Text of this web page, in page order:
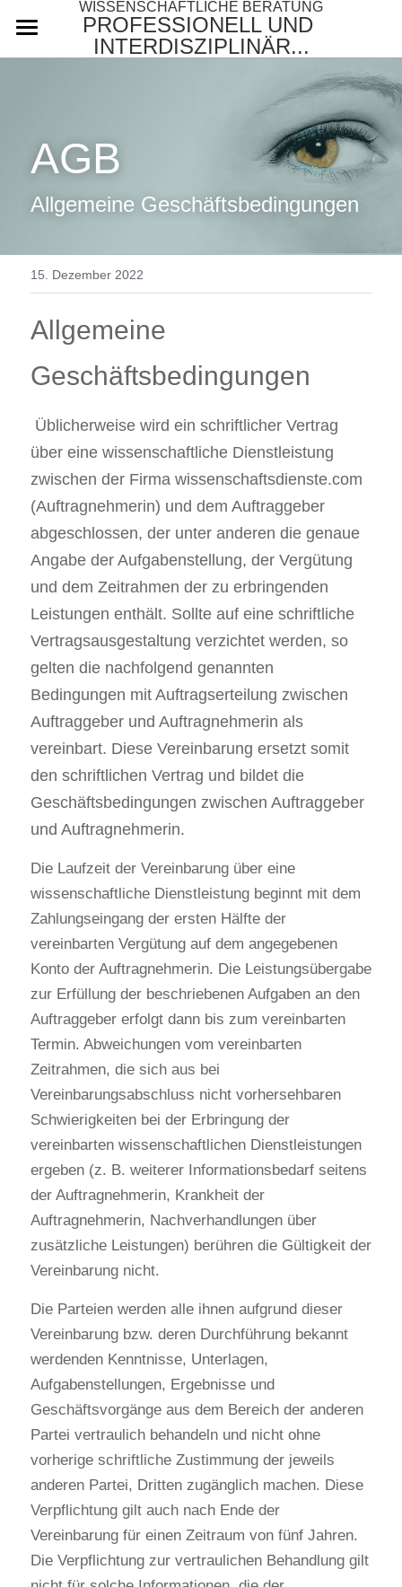
WISSENSCHAFTLICHE BERATUNG
PROFESSIONELL UND
INTERDISZIPLINÄR...
Startseite
Leistungen
Anfrage
Suche
AGB
Allgemeine Geschäftsbedingungen
15. Dezember 2022
Allgemeine
Geschäftsbedingungen
Üblicherweise wird ein schriftlicher Vertrag
über eine wissenschaftliche Dienstleistung
zwischen der Firma wissenschaftsdienste.com
(Auftragnehmerin) und dem Auftraggeber
abgeschlossen, der unter anderen die genaue
Angabe der Aufgabenstellung, der Vergütung
und dem Zeitrahmen der zu erbringenden
Leistungen enthält. Sollte auf eine schriftliche
Vertragsausgestaltung verzichtet werden, so
gelten die nachfolgend genannten
Bedingungen mit Auftragserteilung zwischen
Auftraggeber und Auftragnehmerin als
vereinbart. Diese Vereinbarung ersetzt somit
den schriftlichen Vertrag und bildet die
Geschäftsbedingungen zwischen Auftraggeber
und Auftragnehmerin.
Die Laufzeit der Vereinbarung über eine
wissenschaftliche Dienstleistung beginnt mit dem
Zahlungseingang der ersten Hälfte der
vereinbarten Vergütung auf dem angegebenen
Konto der Auftragnehmerin. Die Leistungsübergabe
zur Erfüllung der beschriebenen Aufgaben an den
Auftraggeber erfolgt dann bis zum vereinbarten
Termin. Abweichungen vom vereinbarten
Zeitrahmen, die sich aus bei
Vereinbarungsabschluss nicht vorhersehbaren
Schwierigkeiten bei der Erbringung der
vereinbarten wissenschaftlichen Dienstleistungen
ergeben (z. B. weiterer Informationsbedarf seitens
der Auftragnehmerin, Krankheit der
Auftragnehmerin, Nachverhandlungen über
zusätzliche Leistungen) berühren die Gültigkeit der
Vereinbarung nicht.
Die Parteien werden alle ihnen aufgrund dieser
Vereinbarung bzw. deren Durchführung bekannt
werdenden Kenntnisse, Unterlagen,
Aufgabenstellungen, Ergebnisse und
Geschäftsvorgänge aus dem Bereich der anderen
Partei vertraulich behandeln und nicht ohne
vorherige schriftliche Zustimmung der jeweils
anderen Partei, Dritten zugänglich machen. Diese
Verpflichtung gilt auch nach Ende der
Vereinbarung für einen Zeitraum von fünf Jahren.
Die Verpflichtung zur vertraulichen Behandlung gilt